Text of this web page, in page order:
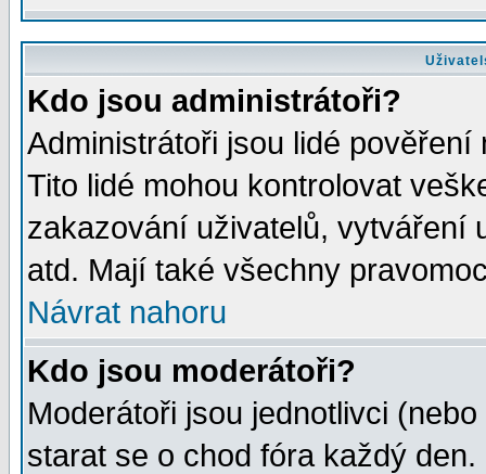
Kdo jsou administrátoři?
Administrátoři jsou lidé
Tito lidé mohou kontrolovat
zakazování uživatelů, vytváření
atd. Mají také všechny
Návrat nahoru
Kdo jsou moderátoři?
Moderátoři jsou jednotlivci
starat se o chod fóra každý